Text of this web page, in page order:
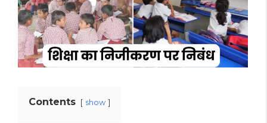
Contents show